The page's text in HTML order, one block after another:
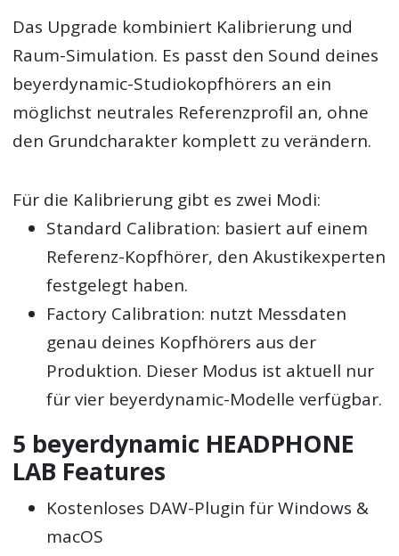
Das Upgrade kombiniert Kalibrierung und
Raum-Simulation. Es passt den Sound deines
beyerdynamic-Studiokopfhörers an ein
möglichst neutrales Referenzprofil an, ohne
den Grundcharakter komplett zu verändern.
Für die Kalibrierung gibt es zwei Modi:
Standard Calibration: basiert auf einem
Referenz-Kopfhörer, den Akustikexperten
festgelegt haben.
Factory Calibration: nutzt Messdaten
genau deines Kopfhörers aus der
Produktion. Dieser Modus ist aktuell nur
für vier beyerdynamic-Modelle verfügbar.
5 beyerdynamic HEADPHONE
LAB Features
Kostenloses DAW-Plugin für Windows &
macOS